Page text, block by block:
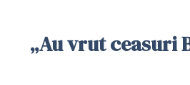
„Au vrut ceasuri